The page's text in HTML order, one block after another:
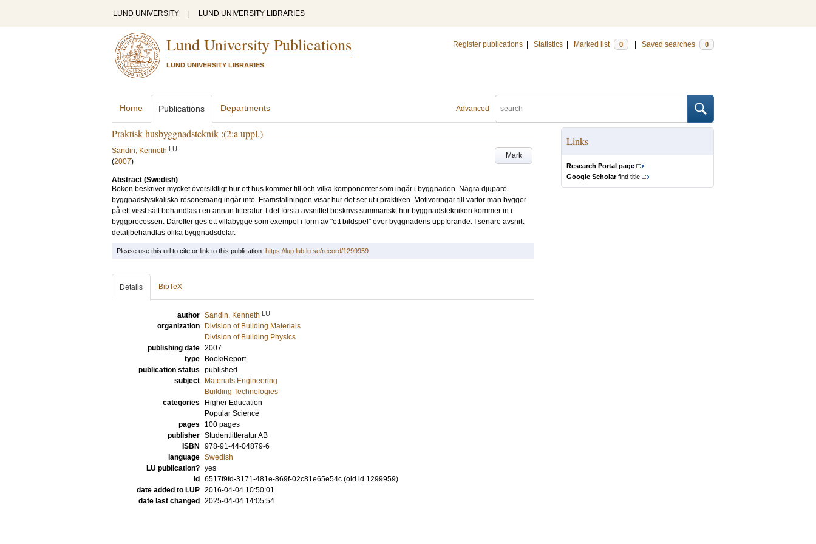
LUND UNIVERSITY LUND UNIVERSITY LIBRARIES
Lund University Publications
LUND UNIVERSITY LIBRARIES
Register publications Statistics Marked list 0 Saved searches 0
Advanced
Home Publications Departments
Praktisk husbyggnadsteknik :(2:a uppl.)
Mark
Sandin, Kenneth LU
(2007)
Abstract (Swedish)
Boken beskriver mycket översiktligt hur ett hus kommer till och vilka komponenter som ingår i byggnaden. Några djupare
byggnadsfysikaliska resonemang ingår inte. Framställningen visar hur det ser ut i praktiken. Motiveringar till varför man bygger
på ett visst sätt behandlas i en annan litteratur. I det första avsnittet beskrivs summariskt hur byggnadstekniken kommer in i
byggprocessen. Därefter ges ett villabygge som exempel i form av "ett bildspel" över byggnadens uppförande. I senare avsnitt
detaljbehandlas olika byggnadsdelar.
Links
Research Portal page
Google Scholarfind title
Please use this url to cite or link to this publication: https://lup.lub.lu.se/record/1299959
Details BibTeX
author Sandin, Kenneth LU
organization
Division of Building Materials
Division of Building Physics
publishing date 2007
type
Book/Report
publication status published
subject
Materials Engineering
Building Technologies
categories
Higher Education
Popular Science
pages
100 pages
publisher Studentlitteratur AB
ISBN
978-91-44-04879-6
language Swedish
LU publication? yes
id
6517f9fd-3171-481e-869f-02c81e65e54c (old id 1299959)
date added to LUP 2016-04-04 10:50:01
date last changed
2025-04-04 14:05:54